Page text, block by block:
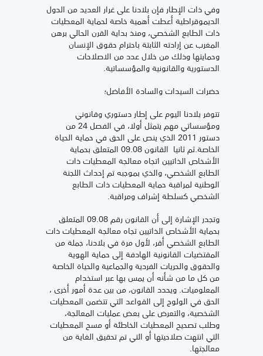
وفي ذات الإطار فإن بلادنا على غرار العديد من الدول
الديموقراطية أعطت أهمية خاصة لحماية المعطيات
ذات الطابع الشخصي، ومنذ بداية القرن الحالي برهن
المغرب عن إرادته الثابتة باحترام حقوق الإنسان
وحمايتها وذلك من خلال عدد من الاصلاحات
الدستورية والقانونية والمؤسساتية.
حضرات السيدات والسادة الأفاضل؛
تتوفر بلادنا اليوم على إطار دستوري وقانوني
ومؤسساتي مهم يتمثل أولا، في الفصل 24 من
دستور 2011 الذي ينص على الحق في حماية الحياة
الخاصة.ثم ثانيا القانون 09.08 المتعلق بحماية
الأشخاص الذاتيين اتجاه معالجة المعطيات ذات
الطابع الشخصي، والذي بموجبه تم إحداث اللجنة
الوطنية لمراقبة حماية المعطيات ذات الطابع
الشخصي كسلطة إشراف ومراقبة.
وتجدر الإشارة إلى أن القانون رقم 09.08 المتعلق
بحماية الأشخاص الذاتيين تجاه معالجة المعطيات ذات
الطابع الشخصي أقر، لأول مرة في بلادنا، جملة من
المقتضيات القانونية الهادفة إلى حماية الهوية
والحقوق والحريات الفردية والجماعية والحياة الخاصة
من كل ما من شأنه أن يمس بها عبر استخدام
المعلوميات. ويحدد القانون، من بين عدة أمور أخرى ،
الحق في الولوج إلى القواعد التي تتضمن المعطيات
الشخصية، والتعرض على بعض عمليات المعالجة،
وطلب تصحيح المعطيات الخاطئة أو مسح المعطيات
التي انتهت صلاحيتها أو التي تم تحقيق الغاية من
معالجتها.